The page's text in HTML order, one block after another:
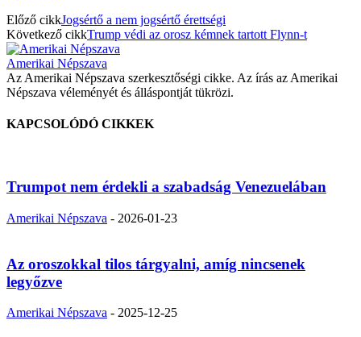
Előző cikkJogsértő a nem jogsértő érettségi
Következő cikkTrump védi az orosz kémnek tartott Flynn-t
Amerikai Népszava
Az Amerikai Népszava szerkesztőségi cikke. Az írás az Amerikai
Népszava véleményét és álláspontját tükrözi.
KAPCSOLÓDÓ CIKKEK
Trumpot nem érdekli a szabadság Venezuelában
Amerikai Népszava - 2026-01-23
Az oroszokkal tilos tárgyalni, amíg nincsenek
legyőzve
Amerikai Népszava - 2025-12-25